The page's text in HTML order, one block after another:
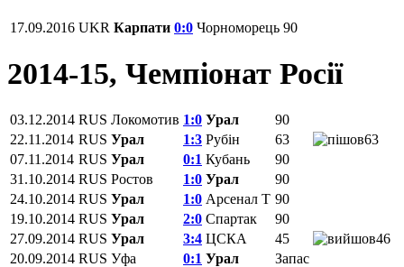
17.09.2016 UKR Карпати 0:0 Чорноморець 90
2014-15, Чемпіонат Росії
03.12.2014 RUS Локомотив 1:0 Урал
90
22.11.2014 RUS Урал 1:3 Рубін 63
63
07.11.2014 RUS Урал 0:1 Кубань
90
31.10.2014 RUS Ростов 1:0 Урал
90
24.10.2014 RUS Урал 1:0 Арсенал Т 90
19.10.2014 RUS Урал 2:0 Спартак
90
27.09.2014 RUS Урал 3:4 ЦСКА 45
46
20.09.2014 RUS Уфа 0:1 Урал
Запас